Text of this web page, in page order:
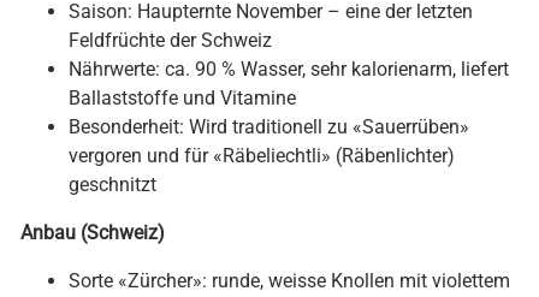
Saison: Haupternte November – eine der letzten
Feldfrüchte der Schweiz
Nährwerte: ca. 90 % Wasser, sehr kalorienarm, liefert
Ballaststoffe und Vitamine
Besonderheit: Wird traditionell zu «Sauerrüben»
vergoren und für «Räbeliechtli» (Räbenlichter)
geschnitzt
Anbau (Schweiz)
Sorte «Zürcher»: runde, weisse Knollen mit violettem